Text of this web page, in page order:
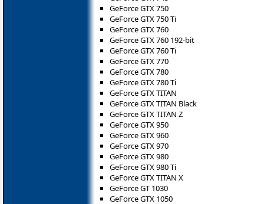
GeForce GTX 750
GeForce GTX 750 Ti
GeForce GTX 760
GeForce GTX 760 192-bit
GeForce GTX 760 Ti
GeForce GTX 770
GeForce GTX 780
GeForce GTX 780 Ti
GeForce GTX TITAN
GeForce GTX TITAN Black
GeForce GTX TITAN Z
GeForce GTX 950
GeForce GTX 960
GeForce GTX 970
GeForce GTX 980
GeForce GTX 980 Ti
GeForce GTX TITAN X
GeForce GT 1030
GeForce GTX 1050